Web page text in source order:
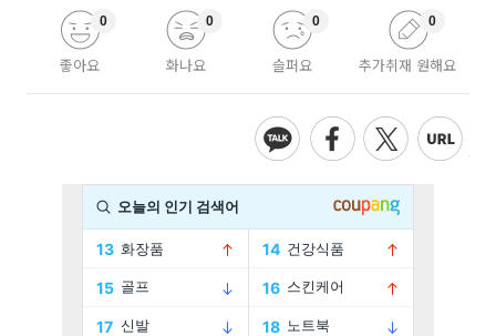
좋아요
0
화나요
0
슬퍼요
0
추가취재 원해요
0